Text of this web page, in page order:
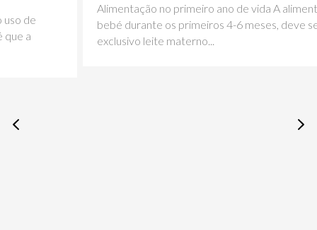
Alimentação no primeiro ano de vida A alimentação do
bebé durante os primeiros 4-6 meses, deve ser em
exclusivo leite materno...